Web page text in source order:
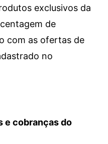
exclusivos da
de
com as ofertas de
no
e cobranças do